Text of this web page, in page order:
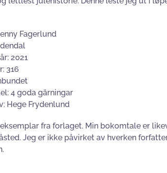
Fagerlund
2021
316
4 goda gärningar
Hege Frydenlund
fra forlaget. Min bokomtale er
Jeg er ikke påvirket av hverken